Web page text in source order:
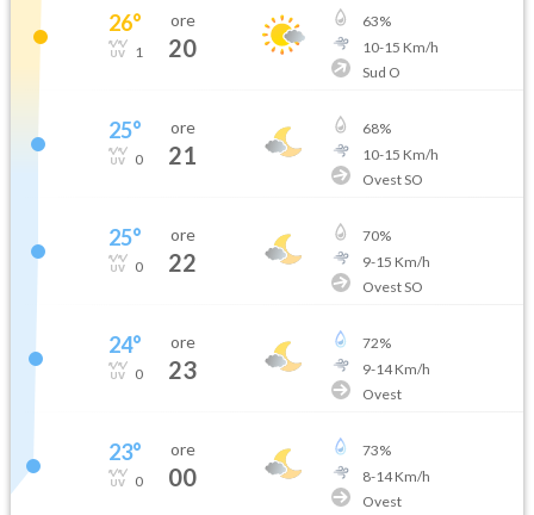
26°
1
ore
20
63%
10-15 Km/h
Sud O
25°
0
ore
21
68%
10-15 Km/h
Ovest SO
25°
0
ore
22
70%
9-15 Km/h
Ovest SO
24°
0
ore
23
72%
9-14Km/h
Ovest
23°
0
ore
00
73%
8-14Km/h
Ovest